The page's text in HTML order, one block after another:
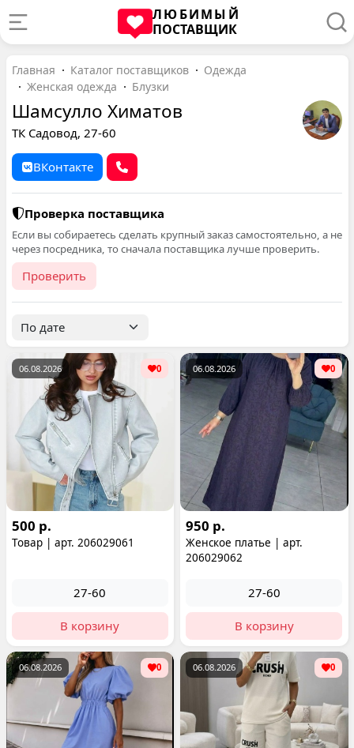
ЛЮБИМЫЙ
ПОСТАВЩИК
Главная Каталог поставщиков
Одежда
Женская одежда
Блузки
Шамсулло Химатов
ТК Садовод, 27-60
ВКонтакте
Проверка поставщика
Если вы собираетесь сделать крупный заказ самостоятельно, а не
через посредника, то сначала поставщика лучше проверить.
Проверить
06.08.2026 0
500 р.
Товар | арт. 206029061
27-60
В корзину
06.08.2026 0
950 р.
Женское платье | арт.
206029062
27-60
В корзину
06.08.2026 0 06.08.2026 0